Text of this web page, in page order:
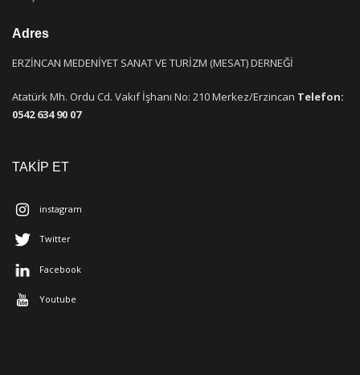
Adres
ERZİNCAN MEDENİYET SANAT VE TURİZM (MESAT) DERNEĞİ
Atatürk Mh. Ordu Cd. Vakıf İşhanı No: 210 Merkez/Erzincan Telefon:
0542 634 90 07
TAKİP ET
instagram
Twitter
Facebook
Youtube